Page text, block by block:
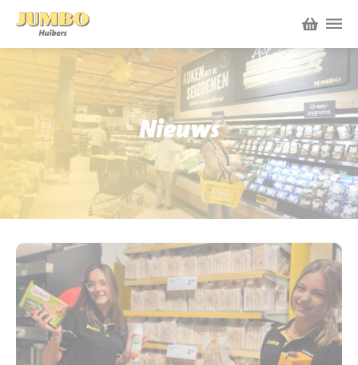
Winkels
P.W.A. Park
Bruïneplein
Nieuws
Acties
Werken bij Jumbo Huibers
Vacatures en Solliciteren
Werken en leren
Jumbo.com
Nieuws